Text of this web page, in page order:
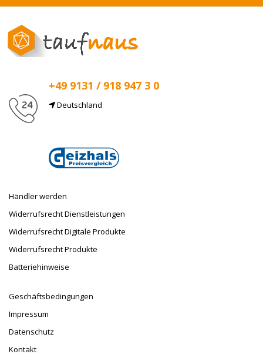
+49 9131 / 918 947 3 0
Deutschland
Händler werden
Widerrufsrecht Dienstleistungen
Widerrufsrecht Digitale Produkte
Widerrufsrecht Produkte
Batteriehinweise
Geschäftsbedingungen
Impressum
Datenschutz
Kontakt